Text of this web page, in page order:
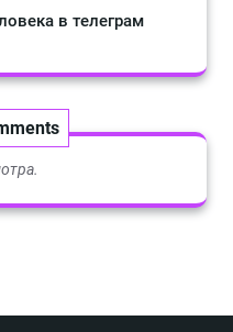
в телеграм